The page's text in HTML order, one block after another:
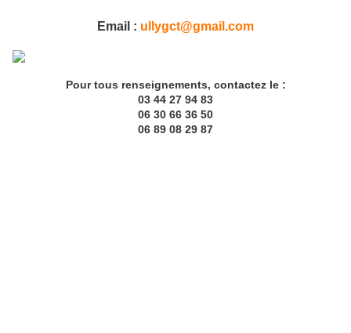
Email : ullygct@gmail.com
Pour tous renseignements, contactez le :
03 44 27 94 83
06 30 66 36 50
06 89 08 29 87